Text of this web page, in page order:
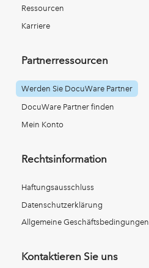
Ressourcen
Karriere
Partnerressourcen
Werden Sie DocuWare Partner
DocuWare Partner finden
Mein Konto
Rechtsinformation
Haftungsausschluss
Datenschutzerklärung
Allgemeine Geschäftsbedingungen
Kontaktieren Sie uns